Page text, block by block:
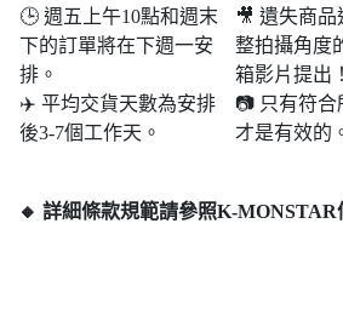
🕒 週五上午10點和週末​​
下的訂單將在下週一安
排。
✈️ 平均交貨天數為安排
後3-7個工作天。
🎥 遺失商
整拍攝角度
箱影片提出！
📷 只有符合
才是有效的
🔸 詳細條款規範請參照K-MONSTAR